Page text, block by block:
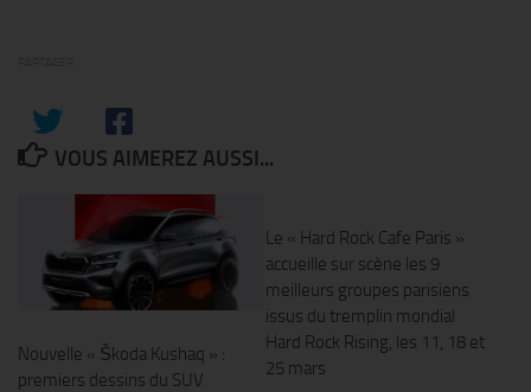
VOUS AIMEREZ AUSSI...
Nouvelle « Škoda Kushaq » :
premiers dessins du SUV
Le « Hard Rock Cafe Paris »
accueille sur scène les 9
meilleurs groupes parisiens
issus du tremplin mondial
Hard Rock Rising, les 11, 18 et
25 mars